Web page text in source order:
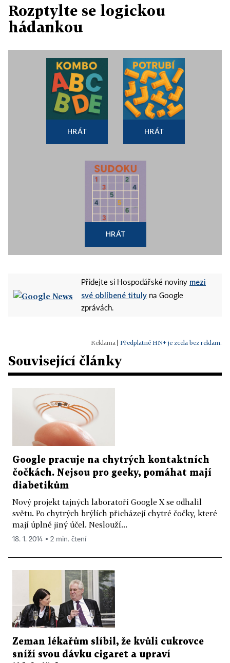
Rozptylte se logickou
hádankou
HRÁT HRÁT
HRÁT
Přidejte si Hospodářské noviny mezi
své oblíbené tituly na Google
zprávách.
Předplatné HN+ je zcela bez reklam.
Související články
Google pracuje na chytrých kontaktních
čočkách. Nejsou pro geeky, pomáhat mají
diabetikům
Nový projekt tajných laboratoří Google X se odhalil
světu. Po chytrých brýlích přicházejí chytré čočky, které
mají úplně jiný účel. Neslouží...
18. 1. 2014 ▪ 2 min. čtení
Zeman lékařům slíbil, že kvůli cukrovce
sníží svou dávku cigaret a upraví